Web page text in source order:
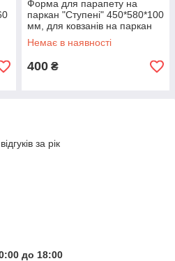
Форма для парапету на
паркан "Ступені" 450*580*100
мм, для ковзанів на паркан
Немає в наявності
400 ₴
за рік
до 18:00